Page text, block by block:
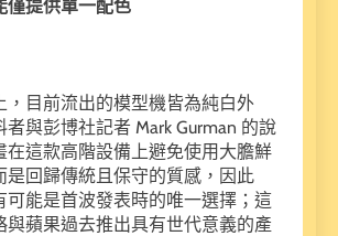
僅提供單一配色
，目前流出的模型機皆為純白外
與彭博社記者 Mark Gurman 的說
在這款高階設備上避免使用大膽鮮
是回歸傳統且保守的質感，因此
可能是首波發表時的唯一選擇；這
與蘋果過去推出具有世代意義的產